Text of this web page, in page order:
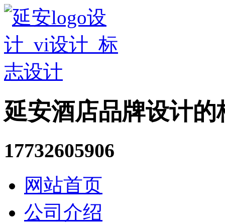
延安酒店品牌设计的
17732605906
网站首页
公司介绍